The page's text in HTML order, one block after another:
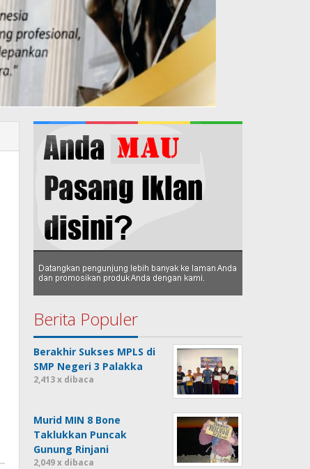
Berita Populer
Berakhir Sukses MPLS di
SMP Negeri 3 Palakka
2,413 x dibaca
Murid MIN 8 Bone
Taklukkan Puncak
Gunung Rinjani
2,049 x dibaca